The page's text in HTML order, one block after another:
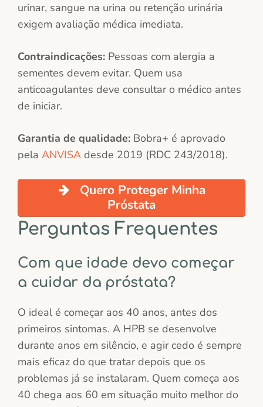
urinar, sangue na urina ou retenção urinária
exigem avaliação médica imediata.
Contraindicações: Pessoas com alergia a
sementes devem evitar. Quem usa
anticoagulantes deve consultar o médico antes
de iniciar.
Garantia de qualidade: Bobra+ é aprovado
pela ANVISA desde 2019 (RDC 243/2018).
Quero Proteger Minha
Próstata
Perguntas Frequentes
Com que idade devo começar
a cuidar da próstata?
O ideal é começar aos 40 anos, antes dos
primeiros sintomas. A HPB se desenvolve
durante anos em silêncio, e agir cedo é sempre
mais eficaz do que tratar depois que os
problemas já se instalaram. Quem começa aos
40 chega aos 60 em situação muito melhor do